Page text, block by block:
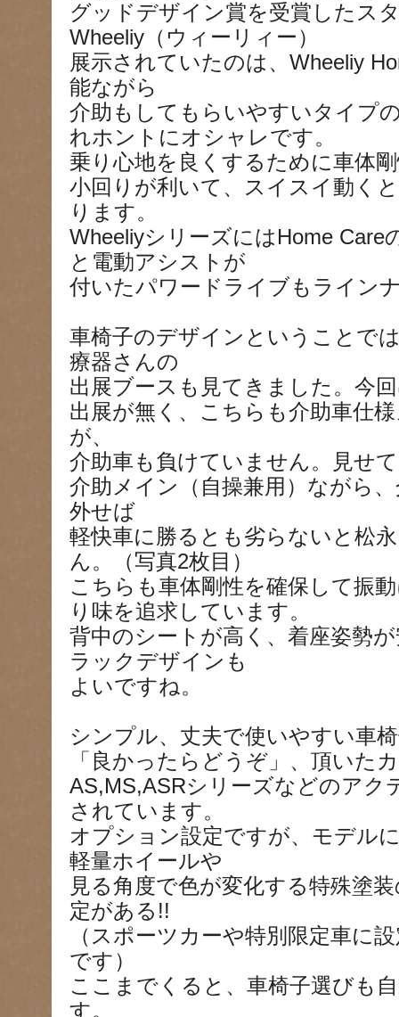
グッドデザイン賞を受賞したス
Wheeliy（ウィーリィー）
展示されていたのは、Wheeliy
能ながら
介助もしてもらいやすいタイプ
れホントにオシャレです。
乗り心地を良くするために車体
小回りが利いて、スイスイ動く
ります。
WheeliyシリーズにはHome Care
と電動アシストが
付いたパワードライブもライン
車椅子のデザインということで
療器さんの
出展ブースも見てきました。今
出展が無く、こちらも介助車仕
が、
介助車も負けていません。見せ
介助メイン（自操兼用）ながら
外せば
軽快車に勝るとも劣らないと松
ん。（写真2枚目）
こちらも車体剛性を確保して振
り味を追求しています。
背中のシートが高く、着座姿勢
ラックデザインも
よいですね。
シンプル、丈夫で使いやすい車
「良かったらどうぞ」、頂いた
AS,MS,ASRシリーズなどのアク
されています。
オプション設定ですが、モデル
軽量ホイールや
見る角度で色が変化する特殊塗
定がある!!
（スポーツカーや特別限定車に
です）
ここまでくると、車椅子選びも
す。